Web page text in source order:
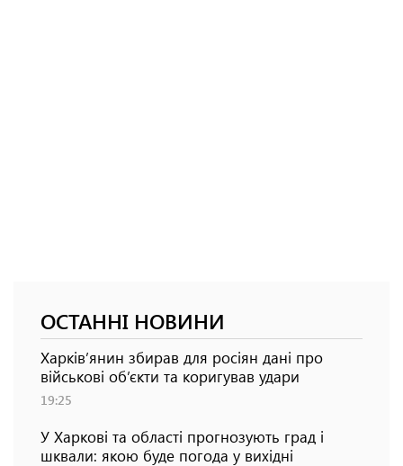
ОСТАННІ НОВИНИ
Харків’янин збирав для росіян дані про
військові об’єкти та коригував удари
19:25
У Харкові та області прогнозують град і
шквали: якою буде погода у вихідні